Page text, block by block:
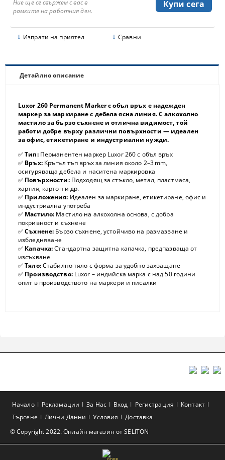
Ние ще се свържем с вас в
рамките на работния ден.
Изпрати на приятел Сравни
Детайлно описание
Luxor 260 Permanent Marker с объл връх е надежден
маркер за маркиране с дебела ясна линия. С алкохолно
мастило за бързо съхнене и отлична видимост, той
работи добре върху различни повърхности — идеален
за офис, етикетиране и индустриални нужди.
✅Тип:Перманентен маркер Luxor 260 с объл връх
✅ Връх:Кръгъл тъп връх за линия около 2–3 mm,
осигуряваща дебела и наситена маркировка
✅ Повърхности:Подходящ за стъкло, метал, пластмаса,
хартия, картон и др.
✅ Приложения: Идеален за маркиране, етикетиране, офис и
индустриална употреба
✅ Мастило: Мастило на алкохолна основа, с добра
покривност и съхнене
✅Съхнене: Бързо съхнене, устойчиво на размазване и
избледняване
✅ Капачка:Стандартна защитна капачка, предпазваща от
изсъхване
✅Тяло:Стабилно тяло с форма за удобно захващане
✅ Производство:Luxor – индийска марка с над 50 години
опит в производството на маркери и писалки
© Copyright 2022. Онлайн магазин от SELITON
Начало Рекламации За Нас Вход Регистрация
Контакт
Търсене
Лични Данни Условия Доставка